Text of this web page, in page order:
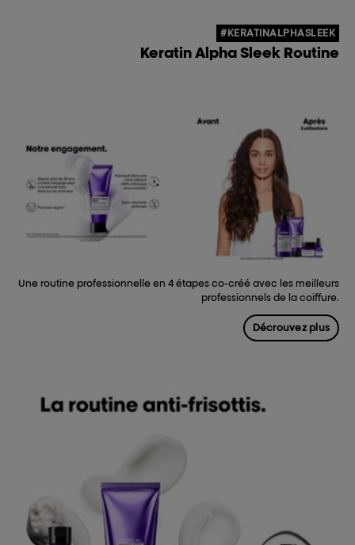
#KERATINALPHASLEEK
Keratin Alpha Sleek Routine
Une routine professionnelle en 4 étapes co-créé avec les meilleurs
professionnels de la coiffure.
Décrouvez plus